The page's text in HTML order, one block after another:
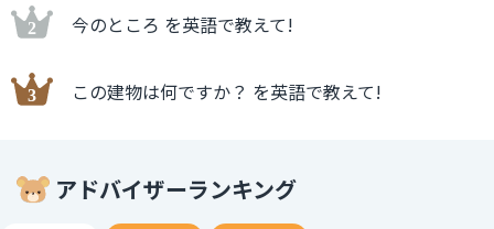
今のところ を英語で教えて!
この建物は何ですか？ を英語で教えて!
アドバイザーランキング